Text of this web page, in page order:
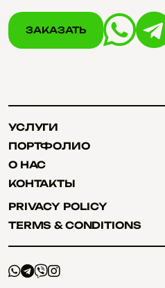
ЗАКАЗАТЬ
УСЛУГИ
УСЛУГИ
ПОРТФОЛИО
ПОРТФОЛИО
О НАС
О НАС
КОНТАКТЫ
PRIVACY POLICY
PRIVACY POLICY
TERMS & CONDITIONS